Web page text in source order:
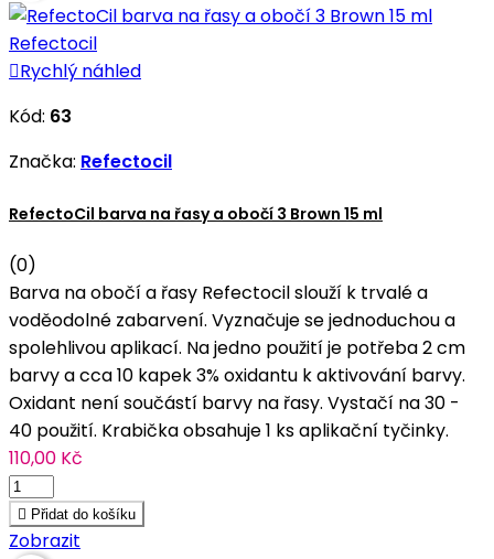
Rychlý náhled
Kód: 63
Značka: Refectocil
RefectoCil barva na řasy a obočí 3 Brown 15 ml
(0)
Barva na obočí a řasy Refectocil slouží k trvalé a
voděodolné zabarvení. Vyznačuje se jednoduchou a
spolehlivou aplikací. Na jedno použití je potřeba 2 cm
barvy a cca 10 kapek 3% oxidantu k aktivování barvy.
Oxidant není součástí barvy na řasy. Vystačí na 30 -
40 použití. Krabička obsahuje 1 ks aplikační tyčinky.
110,00 Kč
 Přidat do košíku
Zobrazit